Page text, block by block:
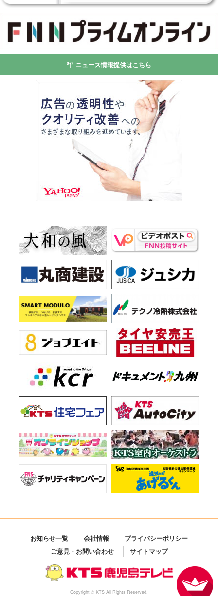
ニュース情報提供はこちら
お知らせ一覧 会社情報
プライバシーポリシー
ご意見・お問い合わせ
サイトマップ
Copyright © KTS All Rights Reserved.